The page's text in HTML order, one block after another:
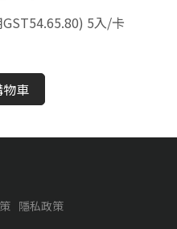
5入/卡
車
隱私政策